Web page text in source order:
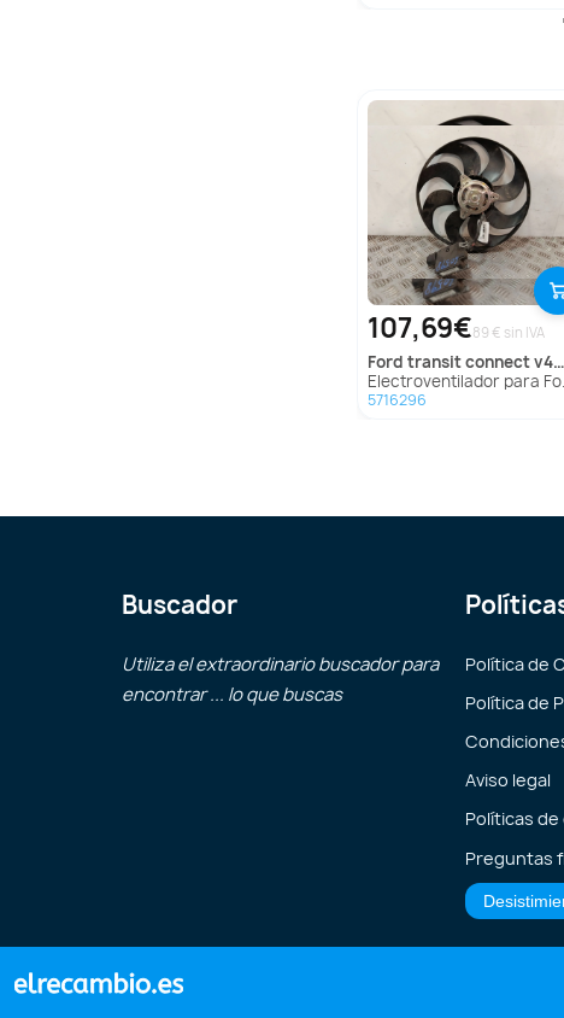
107,69€89 € sin IVA
ford transit connect v408 furgoneta/monovolumen
Electroventilador para Ford Transit Connect V408 Furgoneta/Monovolumen
5716296
Buscador
Utiliza el extraordinario buscador para
encontrar ... lo que buscas
Política de
Política de
Aviso legal
Políticas de
Preguntas